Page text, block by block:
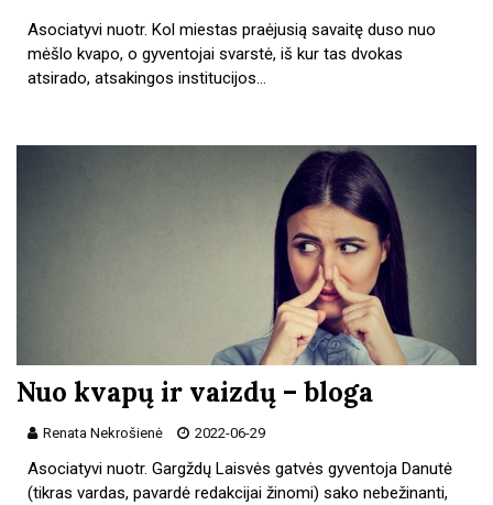
Asociatyvi nuotr. Kol miestas praėjusią savaitę duso nuo
mėšlo kvapo, o gyventojai svarstė, iš kur tas dvokas
atsirado, atsakingos institucijos…
Nuo kvapų ir vaizdų – bloga
Renata Nekrošienė 2022-06-29
Asociatyvi nuotr. Gargždų Laisvės gatvės gyventoja Danutė
(tikras vardas, pavardė redakcijai žinomi) sako nebežinanti,